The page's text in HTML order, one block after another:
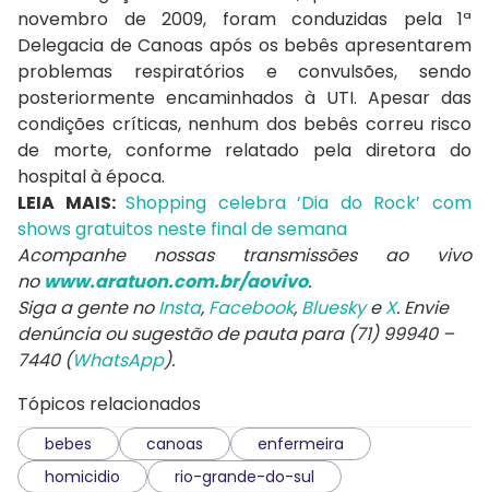
novembro de 2009, foram conduzidas pela 1ª
Delegacia de Canoas após os bebês apresentarem
problemas respiratórios e convulsões, sendo
posteriormente encaminhados à UTI. Apesar das
condições críticas, nenhum dos bebês correu risco
de morte, conforme relatado pela diretora do
hospital à época.
LEIA MAIS:Shopping celebra ‘Dia do Rock’ com
shows gratuitos neste final de semana
Acompanhe nossas transmissões ao vivo
no www.aratuon.com.br/aovivo.
Siga a gente noInsta, Facebook, BlueskyeX. Envie
denúncia ou sugestão de pauta para (71) 99940 –
7440 (WhatsApp).
Tópicos relacionados
bebes canoas
enfermeira
homicidio
rio-grande-do-sul